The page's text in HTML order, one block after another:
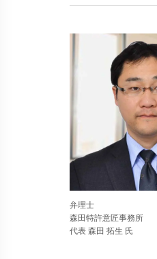
弁理士
森田特許意匠事務所
代表 森田 拓生 氏